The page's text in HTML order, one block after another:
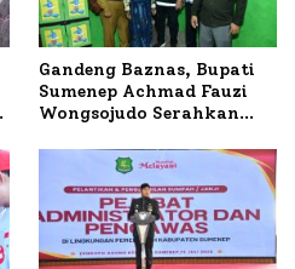
Gandeng Baznas, Bupati
Sumenep Achmad Fauzi
Wongsojudo Serahkan
Dua Kecamatan